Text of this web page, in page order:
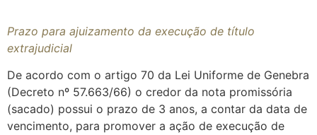
Prazo para ajuizamento da execução de título
extrajudicial
De acordo com o artigo 70 da Lei Uniforme de Genebra
(Decreto nº 57.663/66) o credor da nota promissória
(sacado) possui o prazo de 3 anos, a contar da data de
vencimento, para promover a ação de execução de